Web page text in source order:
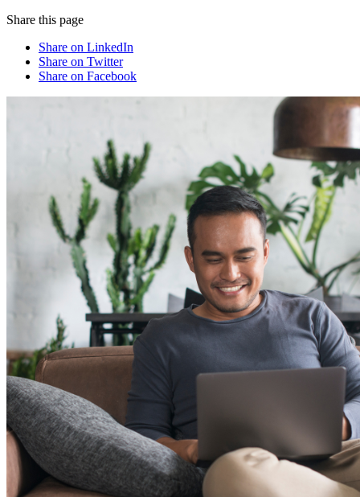
Share this page
Share on LinkedIn
Share on Twitter
Share on Facebook